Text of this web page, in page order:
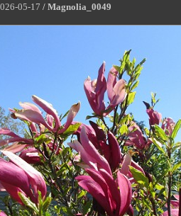
05-17 / Magnolia_0049